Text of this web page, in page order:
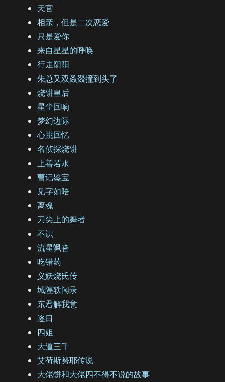
天官
相亲，但是二次恋爱
只是爱你
来自星星的呼唤
行走阴阳
朱总又双叒叕撞到头了
烧饼皇后
星尘回响
梦幻边际
心跳回忆
名侦探烧饼
上善若水
曹记鉴宝
见字如晤
离魂
刀尖上的舞者
不识
流星飒沓
吃错药
义妖烧氏传
城隍轶闻录
东君解我意
逐日
四姐
大道三千
艾荷斯努耶传说
大佬饼和大佬四不得不说的故事